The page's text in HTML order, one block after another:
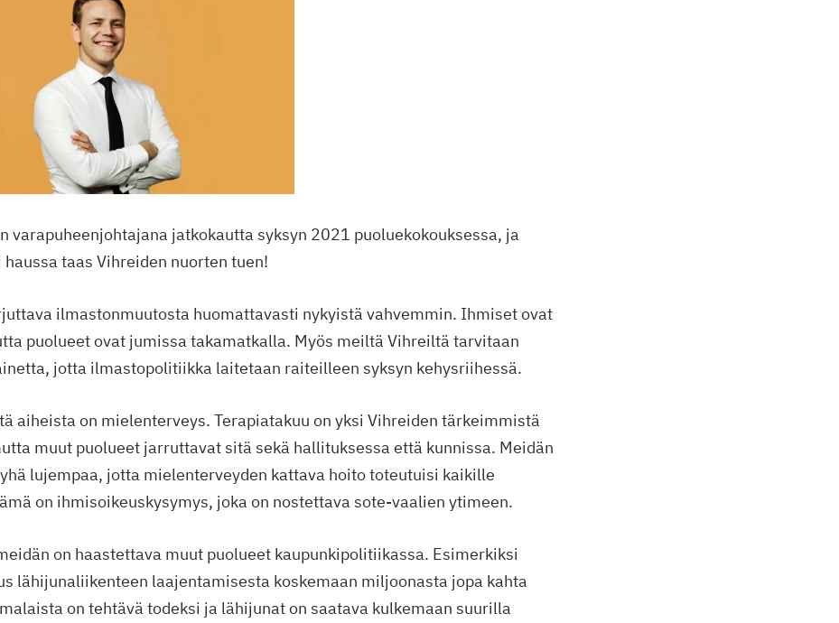
varapuheenjohtajana jatkokautta syksyn 2021 puoluekokouksessa, ja
taas Vihreiden nuorten tuen!
ilmastonmuutosta huomattavasti nykyistä vahvemmin. Ihmiset ovat
puolueet ovat jumissa takamatkalla. Myös meiltä Vihreiltä tarvitaan
jotta ilmastopolitiikka laitetaan raiteilleen syksyn kehysriihessä.
aiheista on mielenterveys. Terapiatakuu on yksi Vihreiden tärkeimmistä
muut puolueet jarruttavat sitä sekä hallituksessa että kunnissa. Meidän
lujempaa, jotta mielenterveyden kattava hoito toteutuisi kaikille
on ihmisoikeuskysymys, joka on nostettava sote-vaalien ytimeen.
on haastettava muut puolueet kaupunkipolitiikassa. Esimerkiksi
lähijunaliikenteen laajentamisesta koskemaan miljoonasta jopa kahta
on tehtävä todeksi ja lähijunat on saatava kulkemaan suurilla